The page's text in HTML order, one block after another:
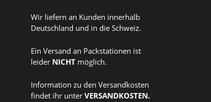
Wir liefern an Kunden innerhalb
Deutschland und in die Schweiz.
Ein Versand an Packstationen ist
leider NICHT möglich.
Information zu den Versandkosten
findet ihr unter VERSANDKOSTEN.